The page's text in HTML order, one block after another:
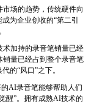
场的趋势，传统硬件向
为企业创收的“第二引
加持的录音笔销量已经
量已经占到整个录音笔
的“风口”之下。
AI录音笔能够帮助人们
醒”。拥有成熟AI技术的